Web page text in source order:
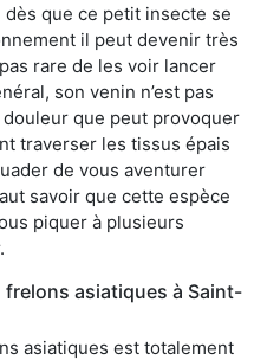
dès que ce petit insecte se
il peut devenir très
rare de les voir lancer
son venin n’est pas
que peut provoquer
traverser les tissus épais
de vous aventurer
savoir que cette espèce
piquer à plusieurs
frelons asiatiques à Saint-
asiatiques est totalement